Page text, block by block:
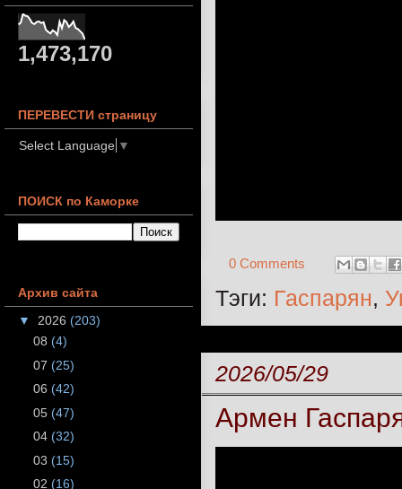
0 Comments
Тэги: Гаспарян,
2026/05/29
Армен
1,473,170
ПЕРЕВЕСТИ страницу
Select Language ▼
ПОИСК по Каморке
Архив сайта
▼ 2026 (203)
08 (4)
07 (25)
06 (42)
05 (47)
04 (32)
03 (15)
02 (16)